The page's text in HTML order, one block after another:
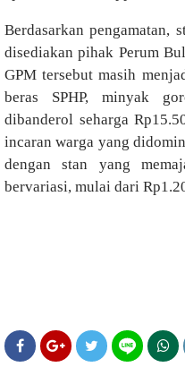
Berdasarkan pengamatan,
disediakan pihak Perum
GPM tersebut masih
beras SPHP, minyak
dibanderol seharga
incaran warga yang
dengan stan yang
bervariasi, mulai dari